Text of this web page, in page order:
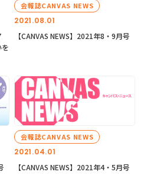
2021.08.01
会報誌CANVAS NEWS
【CANVAS NEWS】2021年8・9月号
2021.04.01
会報誌CANVAS NEWS
【CANVAS NEWS】2021年4・5月号